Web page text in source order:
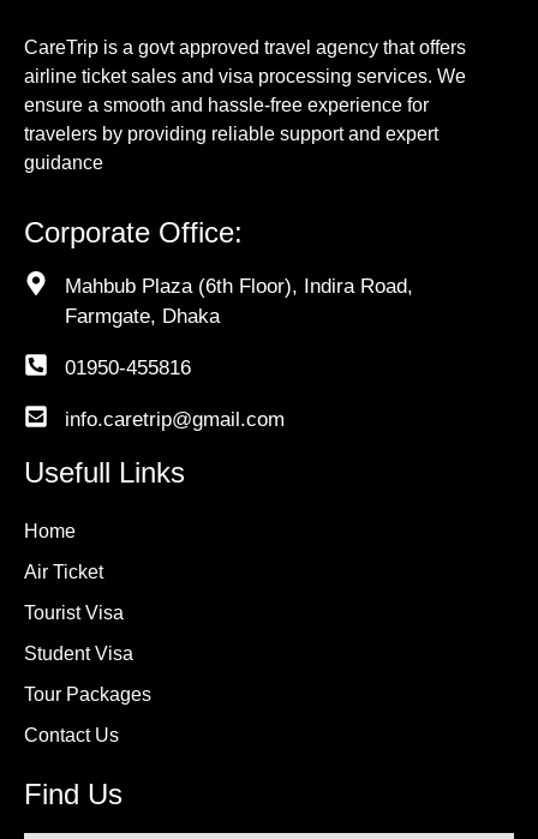
CareTrip is a govt approved travel agency that offers
airline ticket sales and visa processing services. We
ensure a smooth and hassle-free experience for
travelers by providing reliable support and expert
guidance
Corporate Office:
Mahbub Plaza (6th Floor), Indira Road,
Farmgate, Dhaka
01950-455816
info.caretrip@gmail.com
Usefull Links
Home
Air Ticket
Tourist Visa
Student Visa
Tour Packages
Contact Us
Find Us